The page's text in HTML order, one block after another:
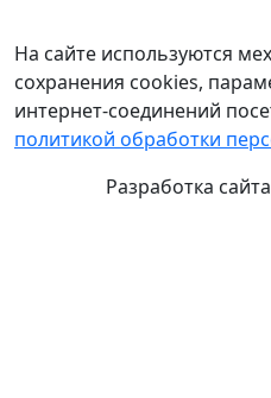
На сайте используются
сохранения cookies,
интернет-соединений
политикой обработки
Разработка